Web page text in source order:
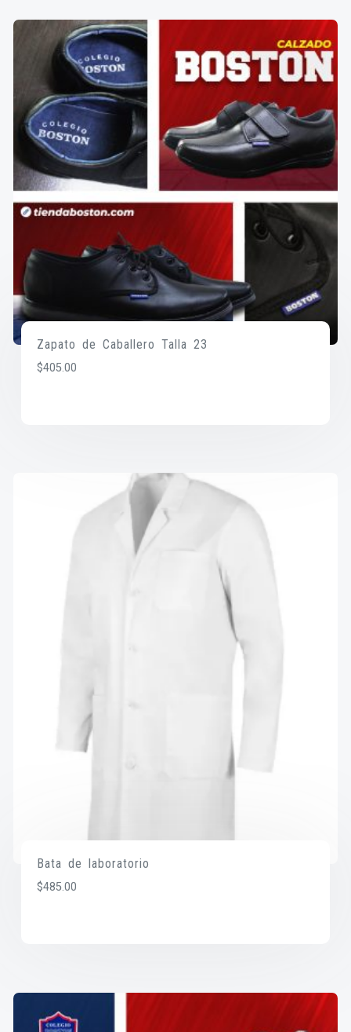
Zapato de Caballero Talla 23
$405.00
Bata de laboratorio
$485.00